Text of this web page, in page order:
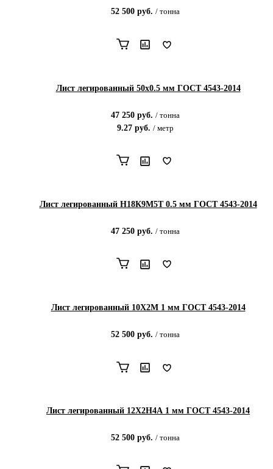
52 500руб. / тонна
Лист легированный 50х0.5 мм ГОСТ 4543-2014
47 250руб. / тонна
9.27руб. / метр
Лист легированный Н18К9М5Т 0.5 мм ГОСТ 4543-2014
47 250руб. / тонна
Лист легированный 10Х2М 1 мм ГОСТ 4543-2014
52 500руб. / тонна
Лист легированный 12Х2Н4А 1 мм ГОСТ 4543-2014
52 500руб. / тонна